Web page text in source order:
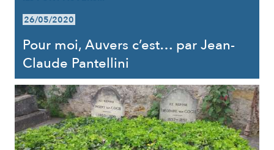
26/05/2020
Pour moi, Auvers c’est… par Jean-
Claude Pantellini